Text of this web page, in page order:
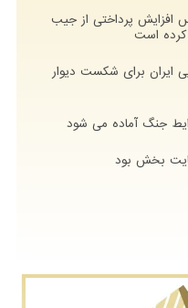
افزایش پرداختی از جیب
کرده است
ایران برای شکست دیوار
جنگ آماده می شود
بخش بود